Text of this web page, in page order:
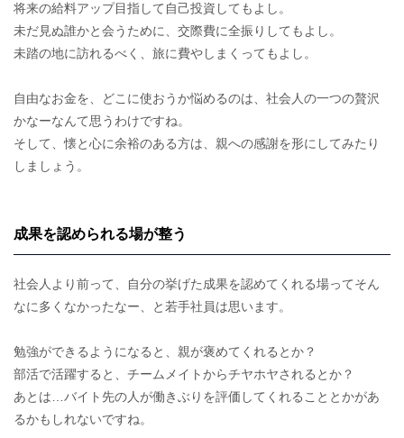
将来の給料アップ目指して自己投資してもよし。
未だ見ぬ誰かと会うために、交際費に全振りしてもよし。
未踏の地に訪れるべく、旅に費やしまくってもよし。
自由なお金を、どこに使おうか悩めるのは、社会人の一つの贅沢
かなーなんて思うわけですね。
そして、懐と心に余裕のある方は、親への感謝を形にしてみたり
しましょう。
成果を認められる場が整う
社会人より前って、自分の挙げた成果を認めてくれる場ってそん
なに多くなかったなー、と若手社員は思います。
勉強ができるようになると、親が褒めてくれるとか？
部活で活躍すると、チームメイトからチヤホヤされるとか？
あとは…バイト先の人が働きぶりを評価してくれることとかがあ
るかもしれないですね。